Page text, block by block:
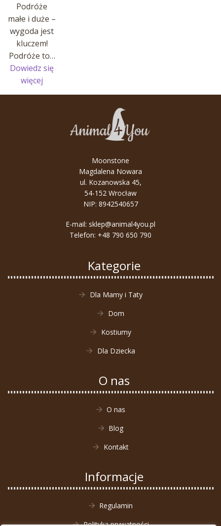
Podróże
małe i duże –
wygoda jest
kluczem!
Podróże to…
Dowiedz się
więcej
Podróże
Moonstone
Magdalena Nowara
ul. Kozanowska 45,
54-152 Wrocław
NIP: 8942540657
E-mail: sklep@animal4you.pl
Telefon: +48 790 650 790
Kategorie
Dla Mamy i Taty
Dom
Kostiumy
Dla Dziecka
O nas
O nas
Blog
Kontakt
Informacje
Regulamin